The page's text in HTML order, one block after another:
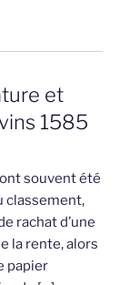
et
1585
souvent été
classement,
rachat d’une
la rente, alors
papier